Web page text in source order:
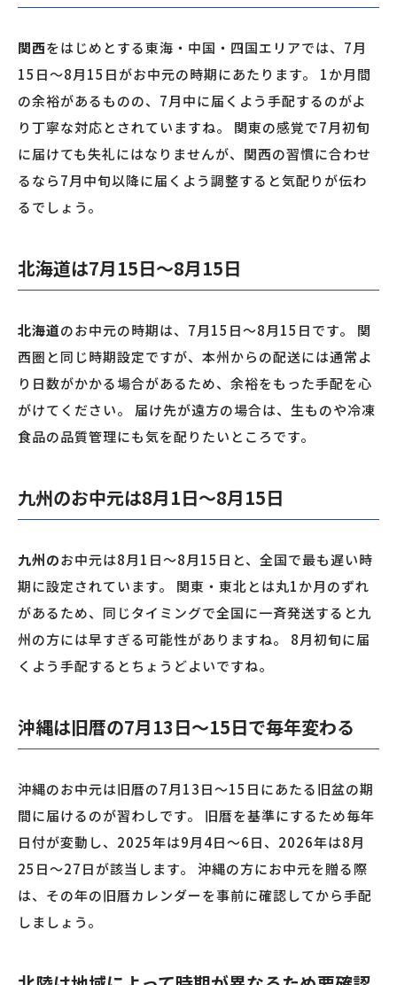
関西をはじめとする東海・中国・四国エリアでは、7月
15日〜8月15日がお中元の時期にあたります。 1か月間
の余裕があるものの、7月中に届くよう手配するのがよ
り丁寧な対応とされていますね。 関東の感覚で7月初旬
に届けても失礼にはなりませんが、関西の習慣に合わせ
るなら7月中旬以降に届くよう調整すると気配りが伝わ
るでしょう。
北海道は7月15日〜8月15日
北海道のお中元の時期は、7月15日〜8月15日です。 関
西圏と同じ時期設定ですが、本州からの配送には通常よ
り日数がかかる場合があるため、余裕をもった手配を心
がけてください。 届け先が遠方の場合は、生ものや冷凍
食品の品質管理にも気を配りたいところです。
九州のお中元は8月1日〜8月15日
九州のお中元は8月1日〜8月15日と、全国で最も遅い時
期に設定されています。 関東・東北とは丸1か月のずれ
があるため、同じタイミングで全国に一斉発送すると九
州の方には早すぎる可能性がありますね。 8月初旬に届
くよう手配するとちょうどよいですね。
沖縄は旧暦の7月13日〜15日で毎年変わる
沖縄のお中元は旧暦の7月13日〜15日にあたる旧盆の期
間に届けるのが習わしです。 旧暦を基準にするため毎年
日付が変動し、2025年は9月4日〜6日、2026年は8月
25日〜27日が該当します。 沖縄の方にお中元を贈る際
は、その年の旧暦カレンダーを事前に確認してから手配
しましょう。